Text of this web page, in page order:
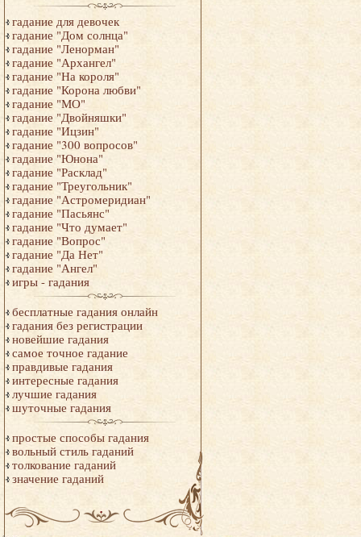
гадание для девочек
гадание "Дом солнца"
гадание "Ленорман"
гадание "Архангел"
гадание "На короля"
гадание "Корона любви"
гадание "МО"
гадание "Двойняшки"
гадание "Ицзин"
гадание "300 вопросов"
гадание "Юнона"
гадание "Расклад"
гадание "Треугольник"
гадание "Астромеридиан"
гадание "Пасьянс"
гадание "Что думает"
гадание "Вопрос"
гадание "Да Нет"
гадание "Ангел"
игры - гадания
бесплатные гадания онлайн
гадания без регистрации
новейшие гадания
самое точное гадание
правдивые гадания
интересные гадания
лучшие гадания
шуточные гадания
простые способы гадания
вольный стиль гаданий
толкование гаданий
значение гаданий